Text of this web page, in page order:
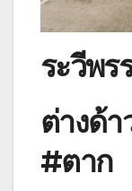
ระวีพร
ต่างด้
#ตาก